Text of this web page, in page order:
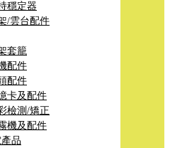
穩定器
/雲台配件
套籠
配件
配件
卡及配件
檢測/矯正
機及配件
品